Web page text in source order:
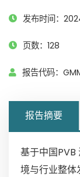
发布时间：
页数：128
报告代码：
报告摘要
基于中国PVB
境与行业整体